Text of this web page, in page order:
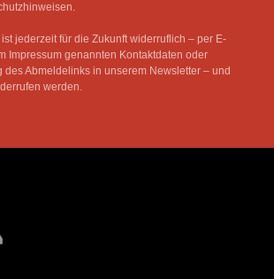
jederzeit für die Zukunft widerruflich – per E-
Impressum genannten Kontaktdaten oder
des Abmeldelinks in unserem Newsletter – und
werden.